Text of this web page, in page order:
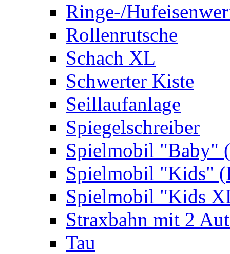
Ringe-/
Rollenrutsche
Schach XL
Schwerter Kiste
Seillaufanlage
Spiegelschreiber
Spielmobil "Baby"
Spielmobil "Kids"
Spielmobil "Kids
Straxbahn mit 2
Tau